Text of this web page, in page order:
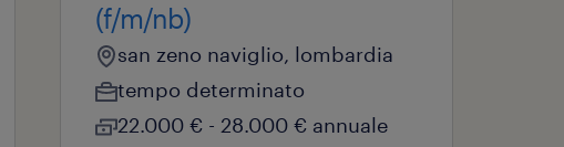
(f/m/nb)
san zeno naviglio, lombardia
tempo determinato
22.000 € - 28.000 € annuale